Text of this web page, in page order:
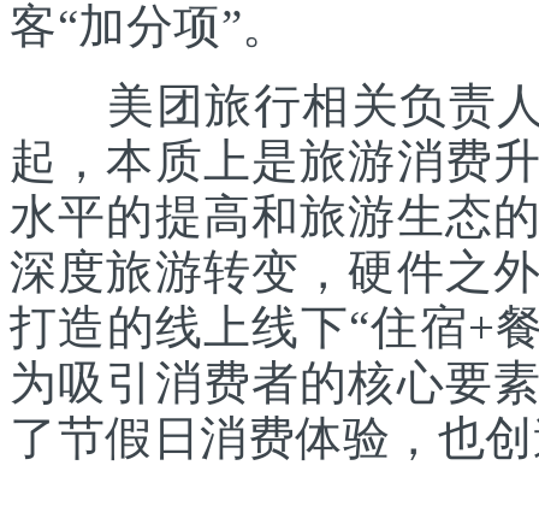
客“加分项”。
美团旅行相关负责人
起，本质上是旅游消费
水平的提高和旅游生态
深度旅游转变，硬件之
打造的线上线下“住宿+
为吸引消费者的核心要
了节假日消费体验，也